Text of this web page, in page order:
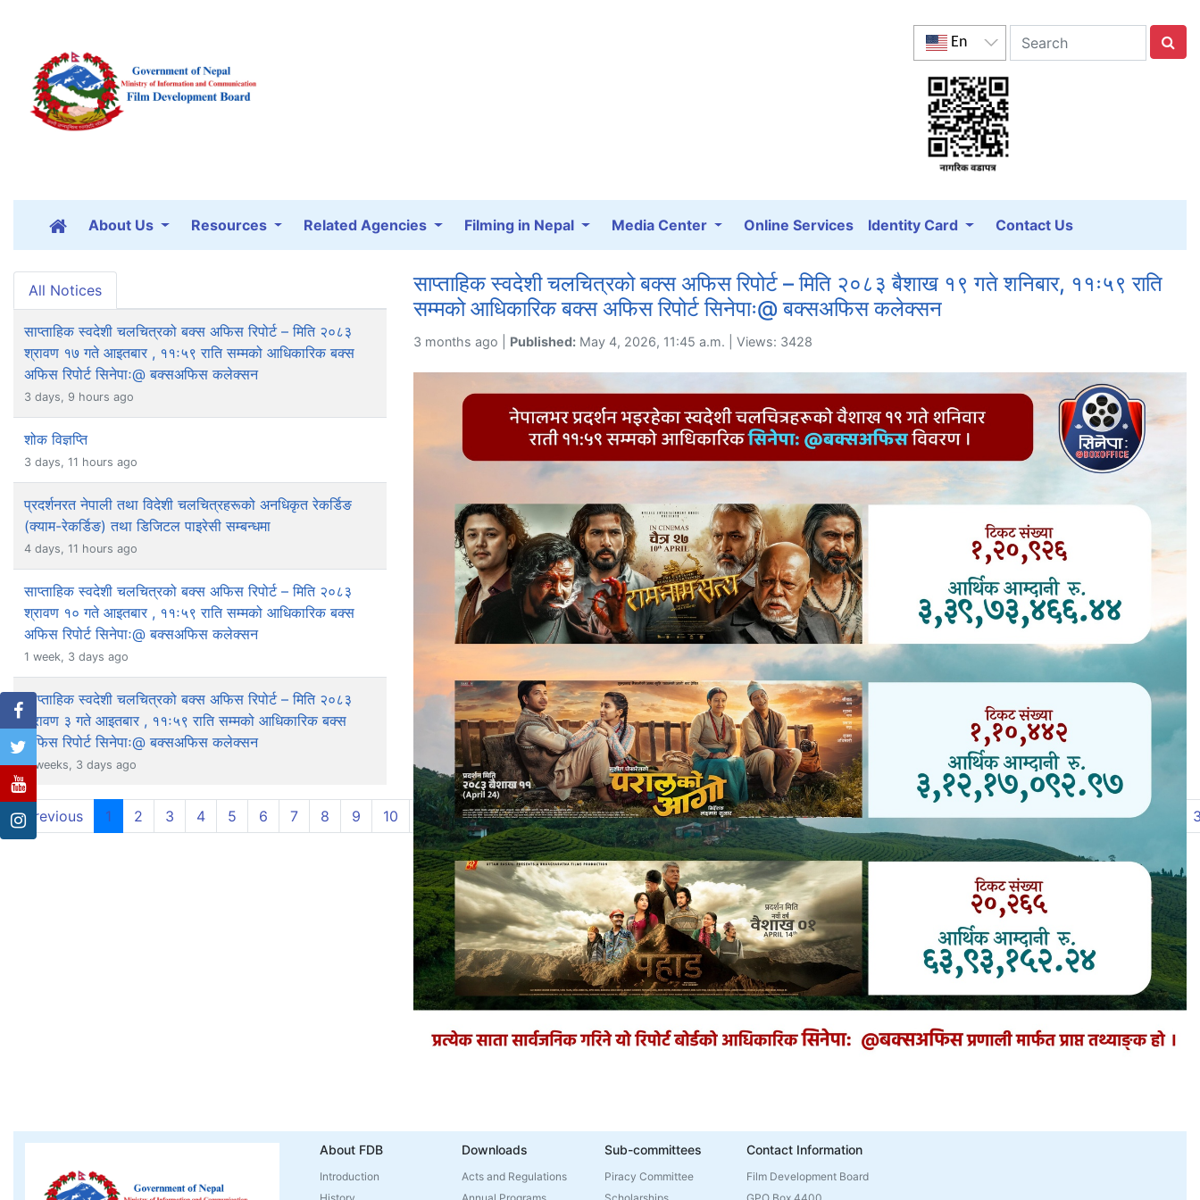
En
About Us Resources Related Agencies Filming in Nepal Media Center Online Services Identity Card Contact Us
All Notices
साप्ताहिक स्वदेशी चलचित्रको बक्स अफिस रिपोर्ट – मिति २०८३
श्रावण १७ गते आइतबार , ११ः५९ राति सम्मको आधिकारिक बक्स
अफिस रिपोर्ट सिनेपाः@ बक्सअफिस कलेक्सन
3 days, 9 hours ago
शोक विज्ञप्ति
3 days, 11 hours ago
प्रदर्शनरत नेपाली तथा विदेशी चलचित्रहरूको अनधिकृत रेकर्डिङ
(क्याम-रेकर्डिङ) तथा डिजिटल पाइरेसी सम्बन्धमा
4 days, 11 hours ago
साप्ताहिक स्वदेशी चलचित्रको बक्स अफिस रिपोर्ट – मिति २०८३
श्रावण १० गते आइतबार , ११ः५९ राति सम्मको आधिकारिक बक्स
अफिस रिपोर्ट सिनेपाः@ बक्सअफिस कलेक्सन
1 week, 3 days ago
साप्ताहिक स्वदेशी चलचित्रको बक्स अफिस रिपोर्ट – मिति २०८३
श्रावण ३ गते आइतबार , ११ः५९ राति सम्मको आधिकारिक बक्स
अफिस रिपोर्ट सिनेपाः@ बक्सअफिस कलेक्सन
2 weeks, 3 days ago
Previous 1 (current)
2 3 4 5 6 7 8 9 10 11 12 13 14 15 16 17 18 19 20 21 22 23 24 25 26 27 28 29
साप्ताहिक स्वदेशी चलचित्रको बक्स अफिस रिपोर्ट – मिति २०८३ बैशाख १९ गते शनिबार, ११ः५९ राति
सम्मको आधिकारिक बक्स अफिस रिपोर्ट सिनेपाः@ बक्सअफिस कलेक्सन
3 months ago | Published: May 4, 2026, 11:45 a.m. | Views: 3428
About FDB
Introduction
Downloads
Acts and Regulations
Sub-committees
Piracy Committee
Contact Information
Film Development Board